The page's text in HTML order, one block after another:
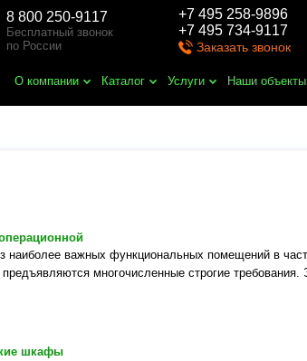
8 800 250-9117
Бесплатный звонок
по России
+7 495 258-9896
+7 495 734-9117
Заказать звонок
О компании Каталог Услуги Наши объекты
наиболее важных функциональных помещений в
многочисленные строгие требования.
шкафы